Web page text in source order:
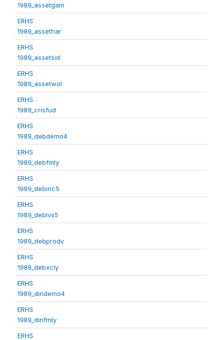
1989_assetgam
ERHS
1989_assethar
ERHS
1989_assetsid
ERHS
1989_assetwol
ERHS
1989_crisfud
ERHS
1989_debdemo4
ERHS
1989_debfmly
ERHS
1989_debinc5
ERHS
1989_deblvs5
ERHS
1989_debprodv
ERHS
1989_debxcly
ERHS
1989_dindemo4
ERHS
1989_dinfmly
ERHS